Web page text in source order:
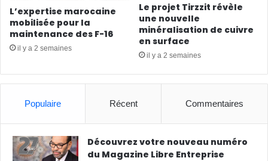
L’expertise marocaine
mobilisée pour la
maintenance des F-16
il y a 2 semaines
Le projet Tirzzit révèle
une nouvelle
minéralisation de cuivre
en surface
il y a 2 semaines
Populaire Récent Commentaires
Découvrez votre nouveau numéro
du Magazine Libre Entreprise